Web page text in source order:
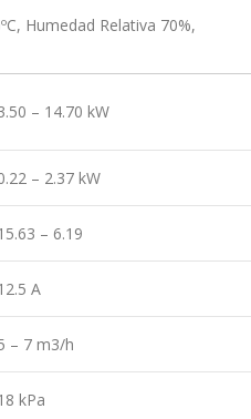
Humedad Relativa 70%,
– 14.70 kW
– 2.37 kW
– 6.19
A
– 7 m3/h
kPa